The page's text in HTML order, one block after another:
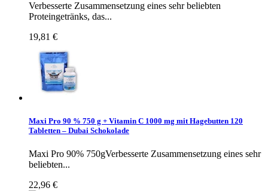
Verbesserte Zusammensetzung eines sehr beliebten
Proteingetränks, das...
19,81 €
Maxi Pro 90 % 750 g + Vitamin C 1000 mg mit Hagebutten 120
Tabletten – Dubai Schokolade
Maxi Pro 90% 750gVerbesserte Zusammensetzung eines sehr
beliebten...
22,96 €